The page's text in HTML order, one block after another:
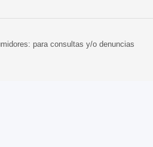
para consultas y/o denuncias